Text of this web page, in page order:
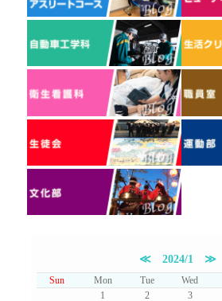
≪2024/1 ≫
Sun Mon Tue Wed
1
2 3